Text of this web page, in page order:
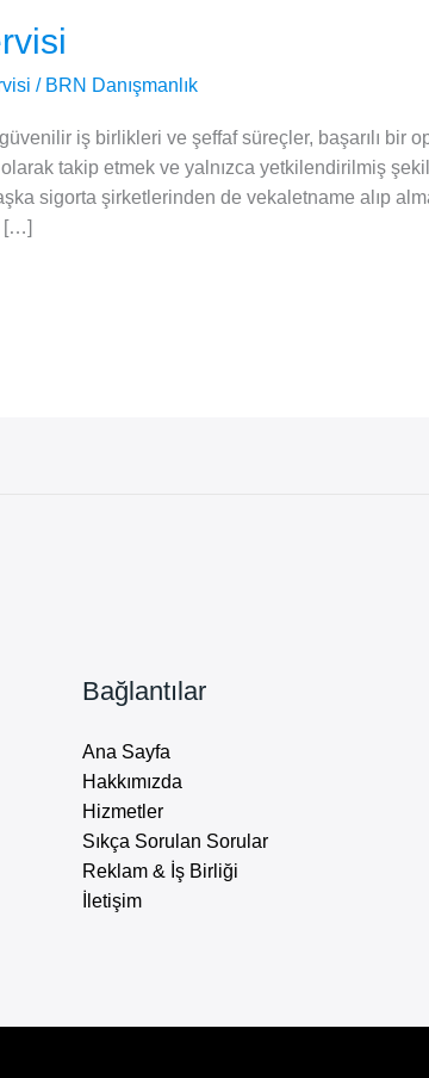
/ BRN Danışmanlık
iş birlikleri ve şeffaf süreçler, başarılı bir
takip etmek ve yalnızca yetkilendirilmiş
sigorta şirketlerinden de vekaletname alıp
[…]
Bağlantılar
Ana Sayfa
Hakkımızda
Hizmetler
Sıkça Sorulan Sorular
Reklam & İş Birliği
İletişim